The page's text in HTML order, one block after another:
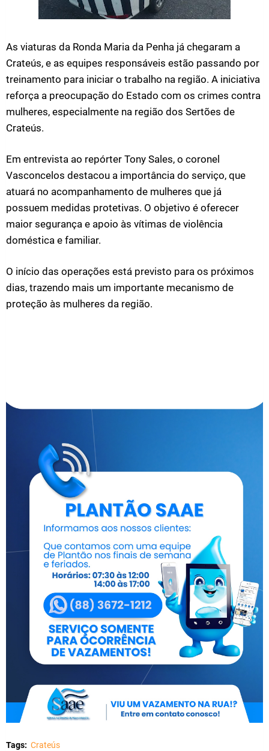
As viaturas da Ronda Maria da Penha já chegaram a
Crateús, e as equipes responsáveis estão passando por
treinamento para iniciar o trabalho na região. A iniciativa
reforça a preocupação do Estado com os crimes contra
mulheres, especialmente na região dos Sertões de
Crateús.
Em entrevista ao repórter Tony Sales, o coronel
Vasconcelos destacou a importância do serviço, que
atuará no acompanhamento de mulheres que já
possuem medidas protetivas. O objetivo é oferecer
maior segurança e apoio às vítimas de violência
doméstica e familiar.
O início das operações está previsto para os próximos
dias, trazendo mais um importante mecanismo de
proteção às mulheres da região.
Tags: Crateús